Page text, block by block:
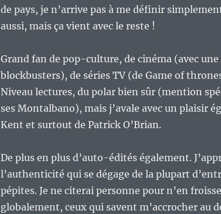
de pays, je n’arrive pas à me définir
aussi, mais ça vient avec le reste !
Grand fan de pop-culture, de cinéma (avec
blockbusters), de séries TV (de Game of
Niveau lectures, du polar bien sûr (mention
ses Montalbano), mais j’avale avec un plaisir
Kent et surtout de Patrick O’Brian.
De plus en plus d’auto-édités également.
l’authenticité qui se dégage de la plupart
pépites. Je ne citerai personne pour n’en
globalement, ceux qui savent m’accrocher au